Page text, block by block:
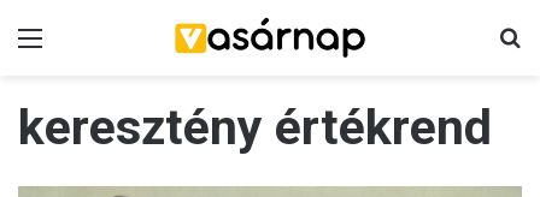
keresztény értékrend